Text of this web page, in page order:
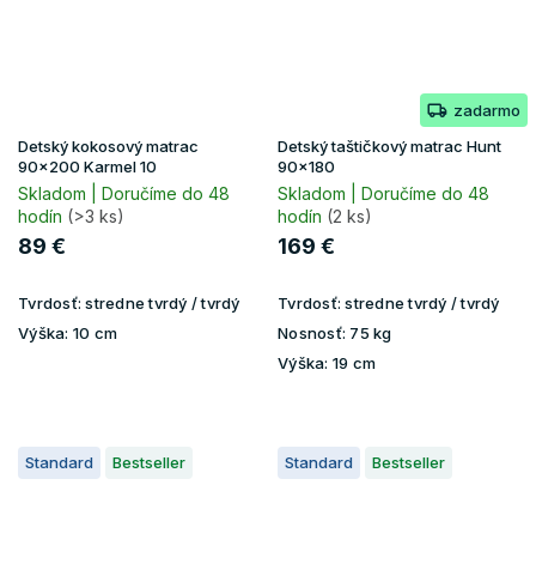
Detský kokosový matrac
90x200 Karmel 10
Skladom | Doručíme do 48
hodín (>3 ks)
89 €
Tvrdosť: stredne tvrdý / tvrdý
Výška: 10 cm
zadarmo
Detský taštičkový matrac Hunt
90x180
Skladom | Doručíme do 48
hodín (2 ks)
169 €
Tvrdosť: stredne tvrdý / tvrdý
Nosnosť: 75 kg
Výška: 19 cm
Standard Bestseller Standard Bestseller